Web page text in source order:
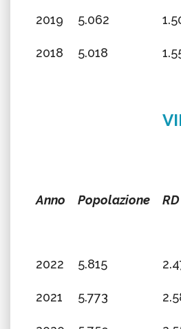
2019 5.062
2018 5.018
Anno Popolazione
2022 5.815
2021 5.773